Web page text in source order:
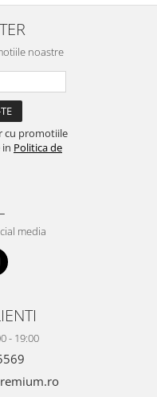
noastre
cu promotiile
Politica de
media
- 19:00